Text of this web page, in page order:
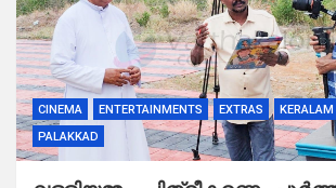
CINEMA ENTERTAINMENTS EXTRAS KERALAM
PALAKKAD